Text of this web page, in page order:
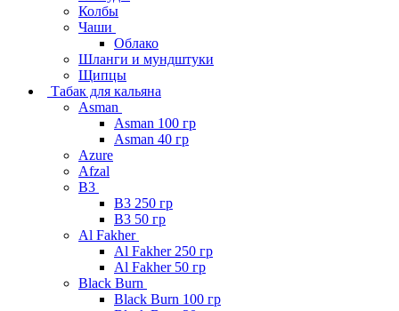
Колбы
Чаши
Облако
Шланги и мундштуки
Щипцы
Табак для кальяна
Asman
Asman 100 гр
Asman 40 гр
Azure
Afzal
B3
B3 250 гр
B3 50 гр
Al Fakher
Al Fakher 250 гр
Al Fakher 50 гр
Black Burn
Black Burn 100 гр